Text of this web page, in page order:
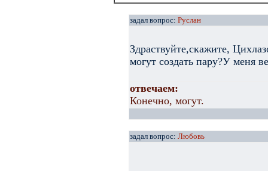
задал вопрос: Руслан
Здраствуйте,скажите,
могут создать пару?У меня
отвечаем:
Конечно, могут.
задал вопрос: Любовь